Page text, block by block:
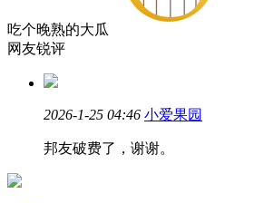
吃个晚熟的大瓜
网友锐评
2026-1-25 04:46 小爱果园
邦友破费了，谢谢。